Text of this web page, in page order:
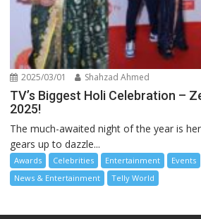
2025/03/01 Shahzad Ahmed
TV’s Biggest Holi Celebration –
2025!
The much-awaited night of the year is
gears up to dazzle...
Awards Celebrities Entertainment Events
News & Entertainment
Telly World